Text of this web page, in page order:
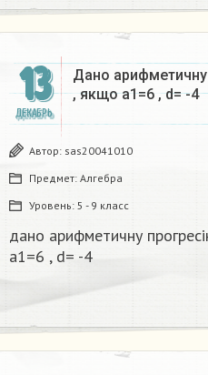
13
ДЕКАБРЬ
Дано арифметичну
, якщо а1=6 , d= -4 ​
Автор: sas20041010
Предмет: Алгебра
Уровень: 5 - 9 класс
дано арифметичну
а1=6 , d= -4